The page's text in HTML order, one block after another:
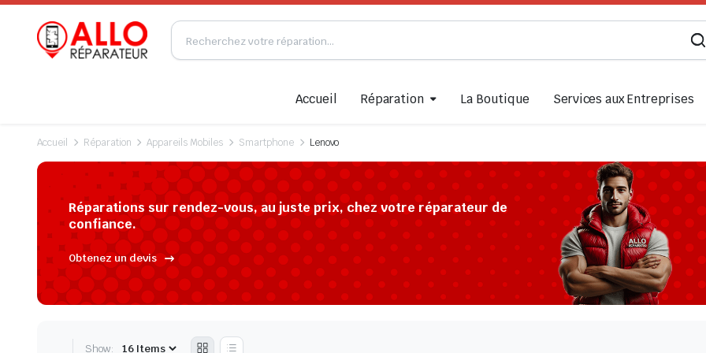
Accueil Réparation La Boutique Services aux Entreprises
Accueil Réparation Appareils Mobiles Smartphone Lenovo
Réparations sur rendez-vous, au juste prix, chez votre réparateur de
confiance.
Obtenez un devis
Show: